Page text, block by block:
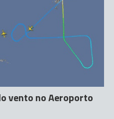
vento no Aeroporto